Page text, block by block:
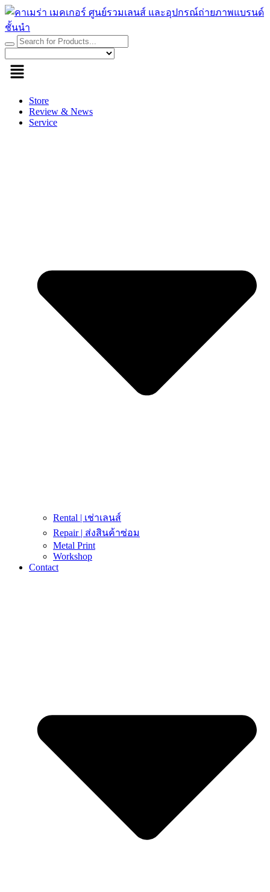
Skip
to
content
Store
Review & News
Service
Rental | เช่าเลนส์
Repair | ส่งสินค้าซ่อม
Metal Print
Workshop
Contact